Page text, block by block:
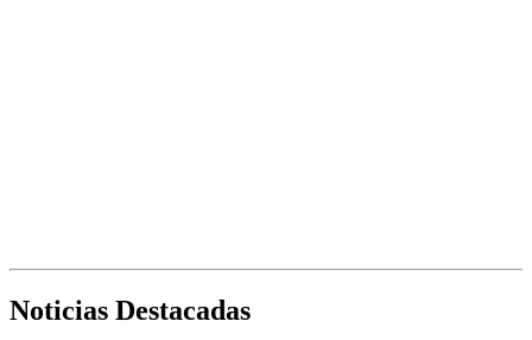
Noticias Destacadas